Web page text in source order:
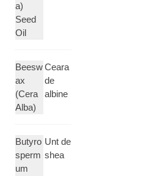
a)
Seed
Oil
Beesw
ax
(Cera
Alba)
Ceara
de
albine
Butyro
sperm
um
Unt de
shea